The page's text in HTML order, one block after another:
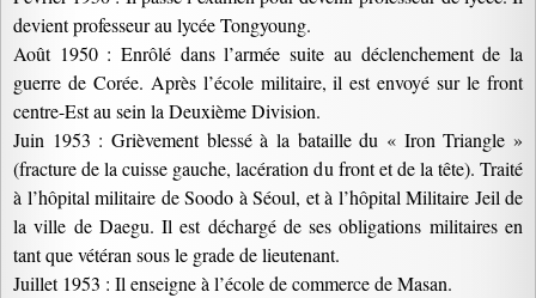
devient professeur au lycée Tongyoung.
Août 1950 : Enrôlé dans l’armée suite au déclenchement de la
guerre de Corée. Après l’école militaire, il est envoyé sur le front
centre-Est au sein la Deuxième Division.
Juin 1953 : Grièvement blessé à la bataille du « Iron Triangle »
(fracture de la cuisse gauche, lacération du front et de la tête). Traité
à l’hôpital militaire de Soodo à Séoul, et à l’hôpital Militaire Jeil de
la ville de Daegu. Il est déchargé de ses obligations militaires en
tant que vétéran sous le grade de lieutenant.
Juillet 1953 : Il enseigne à l’école de commerce de Masan.